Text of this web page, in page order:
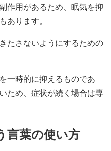
作用があるため、眠気を抑
あります。
たさないようにするための
一時的に抑えるものであ
ため、症状が続く場合は専
言葉の使い方